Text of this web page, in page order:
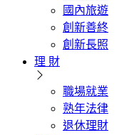
國內旅遊
創新善終
創新長照
理 財
職場就業
熟年法律
退休理財